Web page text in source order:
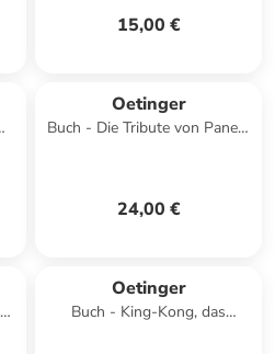
15,00 €
Oetinger
Buch - Die Tribute von Panem
24,00 €
Oetinger
Buch - King-Kong, das